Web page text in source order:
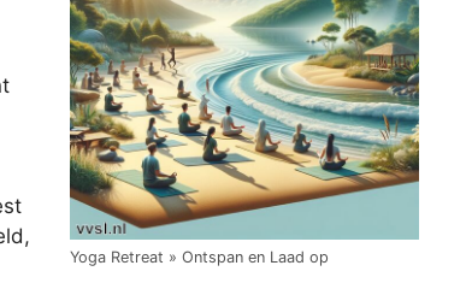
Yoga Retreat » Ontspan en Laad op